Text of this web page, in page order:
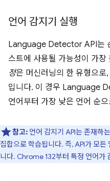
언어 감지기 실행
Language Detector API는
스트에 사용될 가능성이 가장
정은 머신러닝의 한 유형으로
입니다. 이 경우 Language
언어부터 가장 낮은 언어 순
참고: 언어 감지기 API는 존재하
집합으로 학습됩니다. 즉, API가 모
니다. Chrome 132부터 특정 언어가